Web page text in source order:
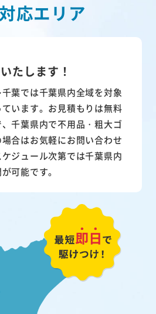
応エリア
いたします！
葉では千葉県内全域を対象
います。お見積もりは無料
千葉県内で不用品・粗大ゴ
合はお気軽にお問い合わせ
ジュール次第では千葉県内
可能です。